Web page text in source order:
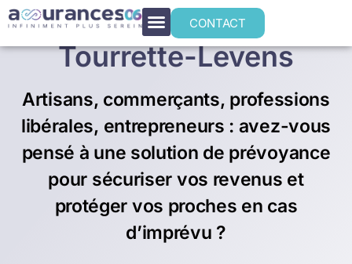
CONTACT
Prévoyance TNS à
Tourrette-Levens
Artisans, commerçants, professions
libérales, entrepreneurs : avez-vous
pensé à une solution de prévoyance
pour sécuriser vos revenus et
protéger vos proches en cas
d’imprévu ?